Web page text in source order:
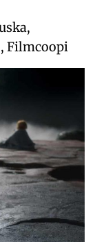
Filmcoopi